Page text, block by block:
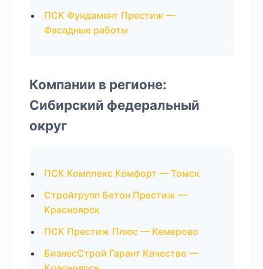
ПСК Фундамент Престиж —
Фасадные работы
Компании в регионе:
Сибирский федеральный
округ
ПСК Комплекс Комфорт — Томск
Стройгрупп Бетон Престиж —
Красноярск
ПСК Престиж Плюс — Кемерово
БизнесСтрой Гарант Качество —